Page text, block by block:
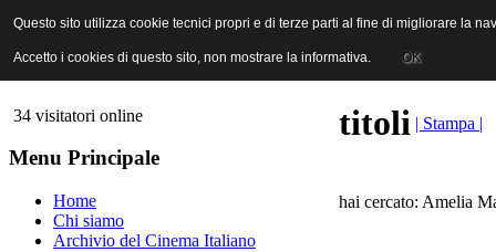
ANICA | Associazione Nazionale Industrie Cinematografiche
34 visitatori online
Menu Principale
Home
Chi siamo
Archivio del Cinema Italiano
titoli | Stampa |
hai cercato: Amelia
Questo sito utilizza cookie tecnici propri e di terze parti al fine di migliorare la
Accetto i cookies di questo sito, non mostrare la informativa. OK
Questo sito utilizza cookie tecnici propri e di terze parti al fine di migliorare la
Accetto i cookies di questo sito, non mostrare la informativa. OK